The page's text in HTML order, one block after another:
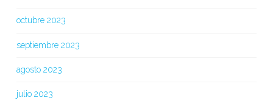
octubre 2023
septiembre 2023
agosto 2023
julio 2023